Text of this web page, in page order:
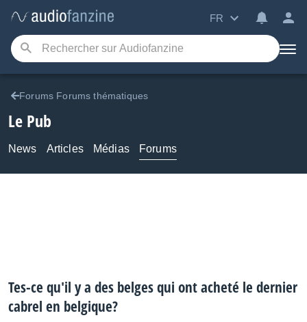
FR
Forums Forums thématiques
Le Pub
News Articles Médias Forums
Tes-ce qu'il y a des belges qui ont acheté le dernier
cabrel en belgique?